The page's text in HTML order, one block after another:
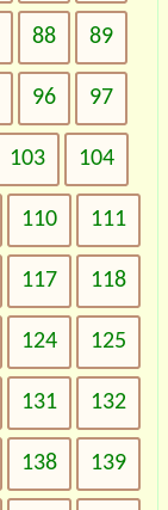
88 89
96 97
103 104
110 111
117 118
124 125
131 132
138 139